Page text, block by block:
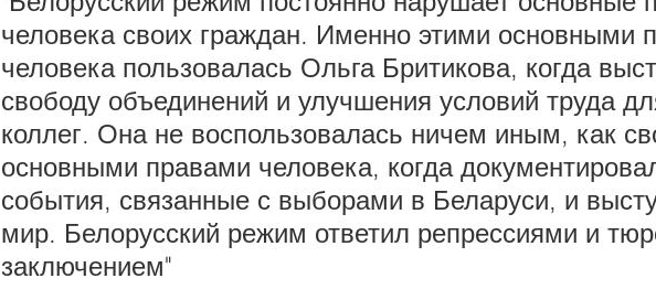
человека своих граждан. Именно этими основными
человека пользовалась Ольга Бритикова, когда
свободу объединений и улучшения условий труда
коллег. Она не воспользовалась ничем иным, как
основными правами человека, когда
события, связанные с выборами в Беларуси, и
мир. Белорусский режим ответил репрессиями и
заключением"